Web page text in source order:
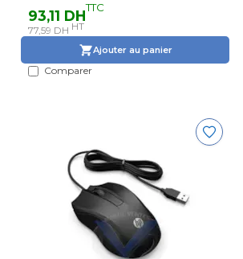
93,11 DHTTC
77,59 DH HT
Ajouter au panier
Comparer